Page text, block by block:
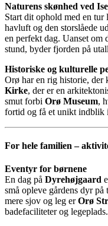
Naturens skønhed ved
Start dit ophold med en
havluft og den storslåede
en perfekt dag. Uanset om
stund, byder fjorden på
Historiske og kulturelle
Orø har en rig historie, der
Kirke, der er en
smut forbi Orø Museum,
fortid og få et unikt indblik
For hele familien –
Eventyr for børnene
En dag på Dyrehøjgaard
små opleve gårdens dyr
mere sjov og leg erOrø
badefaciliteter og legeplads.